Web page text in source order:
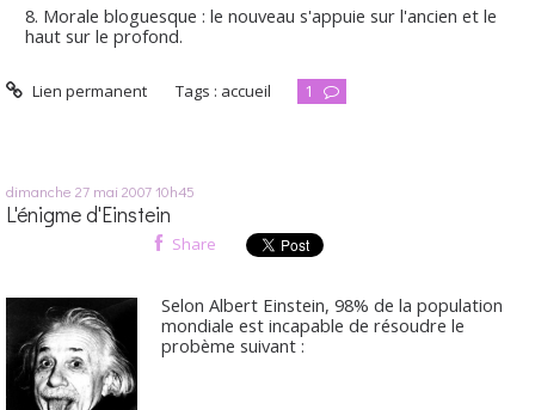
Morale bloguesque : le nouveau s'appuie sur l'ancien et le
haut sur le profond.
Lien permanent Tags : accueil 1
dimanche 27 mai 200710h45
L'énigme d'Einstein
Share
Selon Albert Einstein, 98% de la population
mondiale est incapable de résoudre le
probème suivant :